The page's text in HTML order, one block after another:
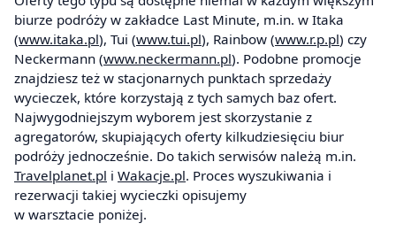
biurze podróży w zakładce Last Minute, m.in. w Itaka
(www.itaka.pl), Tui (www.tui.pl), Rainbow (www.r.p.pl) czy
Neckermann (www.neckermann.pl). Podobne promocje
znajdziesz też w stacjonarnych punktach sprzedaży
wycieczek, które korzystają z tych samych baz ofert.
Najwygodniejszym wyborem jest skorzystanie z
agregatorów, skupiających oferty kilkudziesięciu biur
podróży jednocześnie. Do takich serwisów należą m.in.
Travelplanet.pl i Wakacje.pl. Proces wyszukiwania i
rezerwacji takiej wycieczki opisujemy
w warsztacie poniżej.